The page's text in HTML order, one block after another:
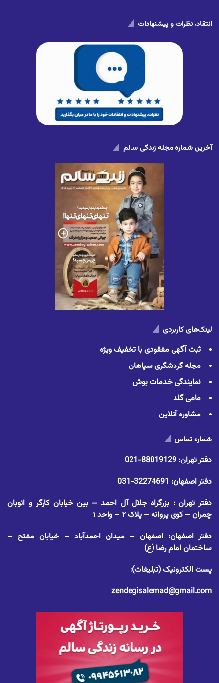
انتقاد، نظرات و پیشنهادات
آخرین شماره مجله زندگی سالم
لینک‌های کاربردی
ثبت آگهی مفقودی با تخفیف ویژه
مجله گردشگری سپاهان
نمایندگی خدمات بوش
مامی گلد
مشاوره آنلاین
شماره تماس
دفتر تهران: 88019129-021
دفتر اصفهان: 32274691-031
دفتر تهران : بزرگراه جلال آل احمد – بین خیابان کارگر و اتوبان
چمران – کوی پروانه – پلاک ۲ – واحد ۱
دفتر اصفهان: اصفهان – میدان احمدآباد – خیابان مفتح –
ساختمان امام رضا (ع)
پست الکترونیک (تبلیغات):
zendegisalemad@gmail.com